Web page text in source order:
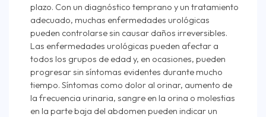
plazo. Con un diagnóstico temprano y un tratamiento
adecuado, muchas enfermedades urológicas
pueden controlarse sin causar daños irreversibles.
Las enfermedades urológicas pueden afectar a
todos los grupos de edad y, en ocasiones, pueden
progresar sin síntomas evidentes durante mucho
tiempo. Síntomas como dolor al orinar, aumento de
la frecuencia urinaria, sangre en la orina o molestias
en la parte baja del abdomen pueden indicar un